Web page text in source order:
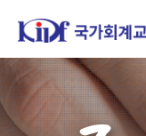
홈페이지가 새
한국조세재정